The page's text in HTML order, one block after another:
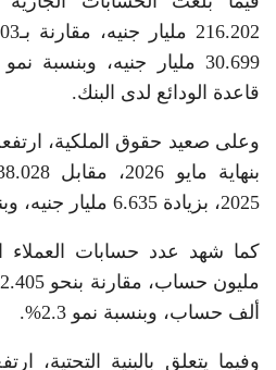
قاعدة الودائع لدى البنك.
2025، بزيادة 6.635 مليار جنيه، وبنمو 17.4%.
ألف حساب، وبنسبة نمو 2.3%.
وفيما يتعلق بالبنية التحتية،